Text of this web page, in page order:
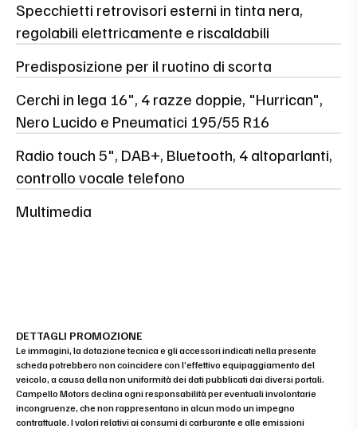
Specchietti retrovisori esterni in tinta nera,
regolabili elettricamente e riscaldabili
Predisposizione per il ruotino di scorta
Cerchi in lega 16", 4 razze doppie, "Hurrican",
Nero Lucido e Pneumatici 195/55 R16
Radio touch 5", DAB+, Bluetooth, 4 altoparlanti,
controllo vocale telefono
Multimedia
DETTAGLI PROMOZIONE
Le immagini, la dotazione tecnica e gli accessori indicati nella presente
scheda potrebbero non coincidere con l’effettivo equipaggiamento del
veicolo, a causa della non uniformità dei dati pubblicati dai diversi portali.
Campello Motors declina ogni responsabilità per eventuali involontarie
incongruenze, che non rappresentano in alcun modo un impegno
contrattuale. I valori relativi ai consumi di carburante e alle emissioni